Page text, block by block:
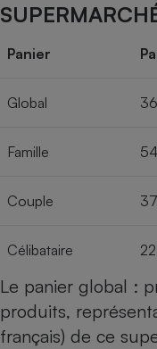
Panier
Global
Famille
Couple
Célibataire
Le panier global :
produits,
français) de ce